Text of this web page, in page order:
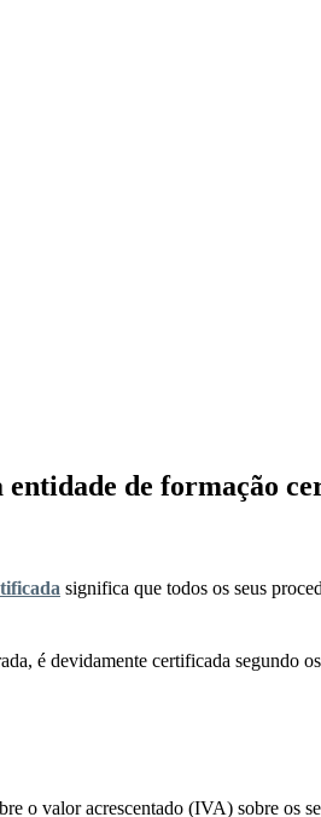
entidade de formação
significa que todos os seus
é devidamente certificada segundo
o valor acrescentado (IVA) sobre os